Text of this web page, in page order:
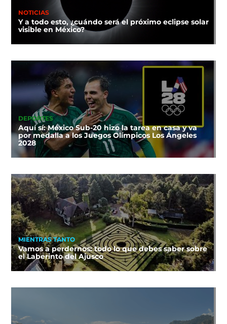
NOTICIAS
Y a todo esto, ¿cuándo será el próximo eclipse solar
visible en México?
DEPORTES
Aquí sí: México Sub-20 hizo la tarea en casa y va
por medalla a los Juegos Olímpicos Los Ángeles
2028
MIENTRAS TANTO
Vamos a perdernos: todo lo que debes saber sobre
el Laberinto del Ajusco